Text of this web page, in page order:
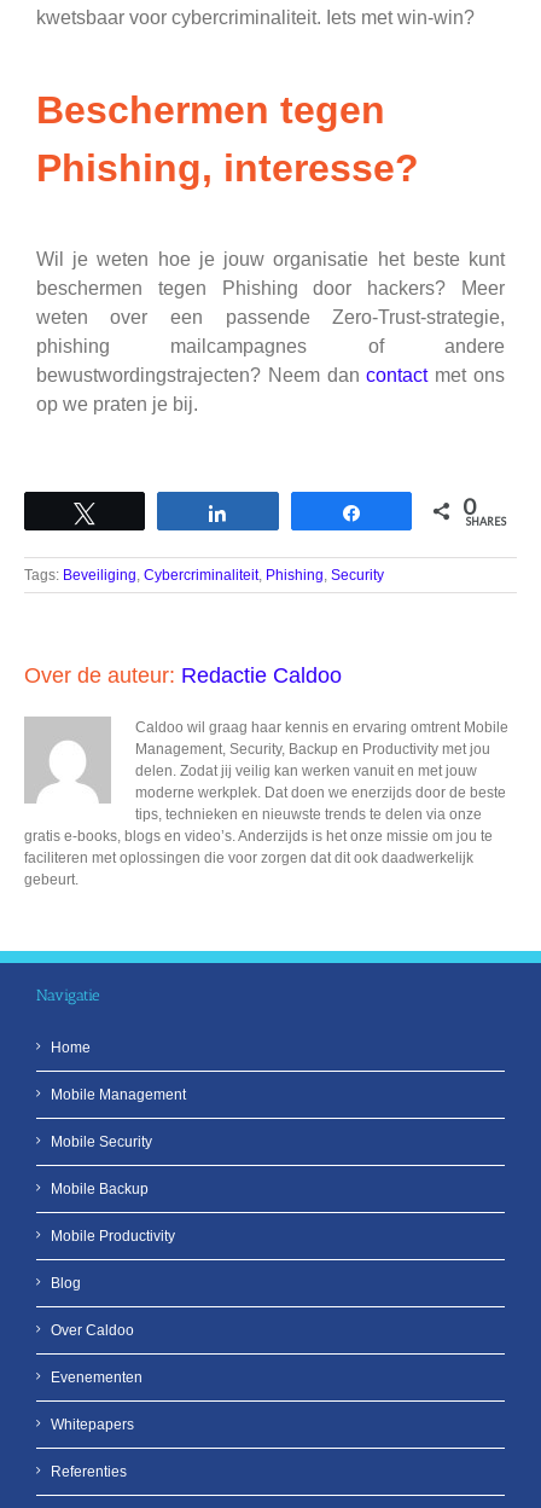
kwetsbaar voor cybercriminaliteit. Iets met win-win?
Beschermen tegen
Phishing, interesse?
Wil je weten hoe je jouw organisatie het beste kunt
beschermen tegen Phishing door hackers? Meer
weten over een passende Zero-Trust-strategie,
phishing mailcampagnes of andere
bewustwordingstrajecten? Neem dancontactmet ons
op we praten je bij.
0
SHARES
Tags: Beveiliging Cybercriminaliteit, Phishing Security
Over de auteur: Redactie Caldoo
Caldoo wil graag haar kennis en ervaring omtrent Mobile
Management, Security, Backup en Productivity met jou
delen. Zodat jij veilig kan werken vanuit en met jouw
moderne werkplek. Dat doen we enerzijds door de beste
tips, technieken en nieuwste trends te delen via onze
gratis e-books, blogs en video’s. Anderzijds is het onze missie om jou te
faciliteren met oplossingen die voor zorgen dat dit ook daadwerkelijk
gebeurt.
Navigatie
Home
Mobile Management
Mobile Security
Mobile Backup
Mobile Productivity
Blog
Over Caldoo
Evenementen
Whitepapers
Referenties